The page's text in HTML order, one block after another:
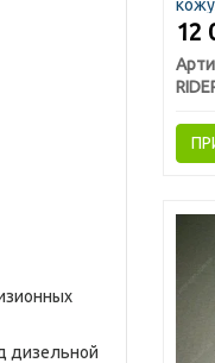
дизельной
12